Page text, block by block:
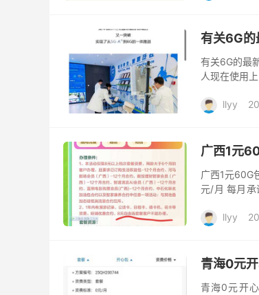
有关6G的
有关6G的最
人现在使用
llyy
广西1元
广西1元60G
元/月 每月承
llyy
青海0元
青海0元开